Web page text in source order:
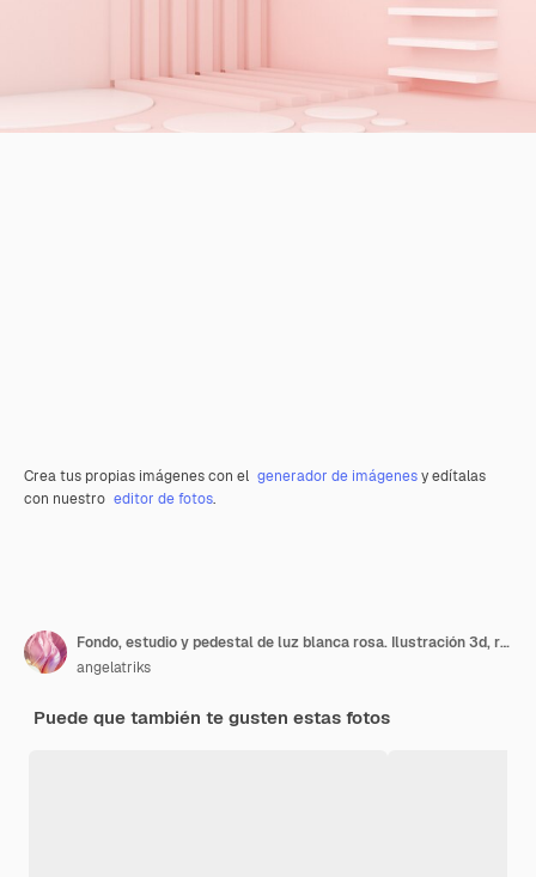
Crea tus propias imágenes con el generador de imágenesy edítalas
con nuestro editor de fotos.
Fondo, estudio y pedestal de luz blanca rosa. Ilustración 3d, renderizado 3d.
angelatriks
Puede que también te gusten estas fotos